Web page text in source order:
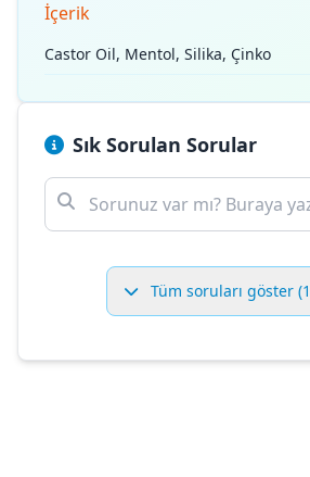
İçerik
Castor Oil, Mentol, Silika, Çinko
Sık Sorulan Sorular
Tüm soruları göster